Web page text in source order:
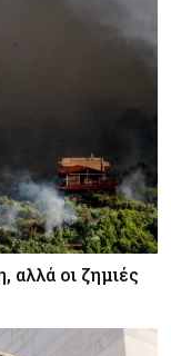
αλλά οι ζημιές